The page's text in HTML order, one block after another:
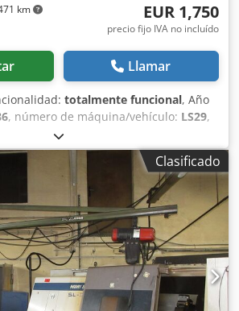
km EUR 1,750
precio fijo IVA no incluído
Llamar
totalmente funcional, Año
, número de máquina/vehículo: LS29,
Afhsrf 1 grúa giratoria de
nominal 125KG Capacidad de
completa 125KG / 0,125t Altura: aprox.
4 m Parte inferior del brazo: aprox.
aprox. 1,95 m Peso total aprox.
de cadena Abus 125KG Ángulo de
400V 16A La grúa está desmontada y
Ubicación del artículo: 75053
grúas disponibles, capacidad de
Ver imágenes Envío por agencia
solo con cita previa
Clasificado